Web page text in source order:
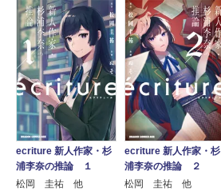
ecriture 新人作家・杉
浦李奈の推論 １
松岡 圭祐 他
ecriture 新人作家・杉
浦李奈の推論 ２
松岡 圭祐 他